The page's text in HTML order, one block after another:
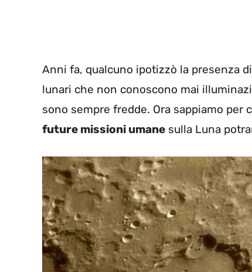
Anni fa, qualcuno ipotizzò la presenza
lunari che non conoscono mai
sono sempre fredde. Ora sappiamo
future missioni umane sulla Luna